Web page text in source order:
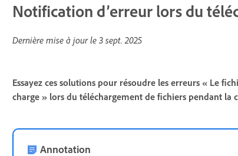
Notification d’erreur lors du
Dernière mise à jour le 3 sept. 2025
Essayez ces solutions pour résoudre les erreurs « Le
charge » lors du téléchargement de fichiers pendant la
Annotation